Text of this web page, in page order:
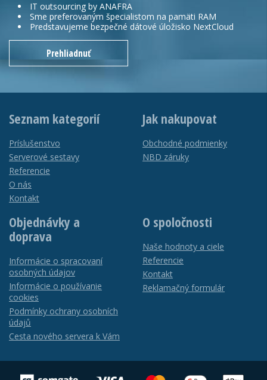
IT outsourcing by ANAFRA
Sme preferovaným špecialistom na pamäti RAM
Predstavujeme bezpečné dátové úložisko NextCloud
Prehliadnuť
Seznam kategorií
Príslušenstvo
Serverové sestavy
Referencie
O nás
Kontakt
Jak nakupovat
Obchodné podmienky
NBD záruky
Objednávky a
doprava
Informácie o spracovaní
osobných údajov
Informácie o používanie
cookies
Podmínky ochrany osobních
údajů
Cesta nového servera k Vám
O spoločnosti
Naše hodnoty a ciele
Referencie
Kontakt
Reklamačný formulár